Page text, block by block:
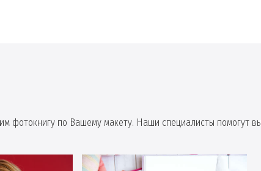
фотокнигу по Вашему макету. Наши специалисты помогут